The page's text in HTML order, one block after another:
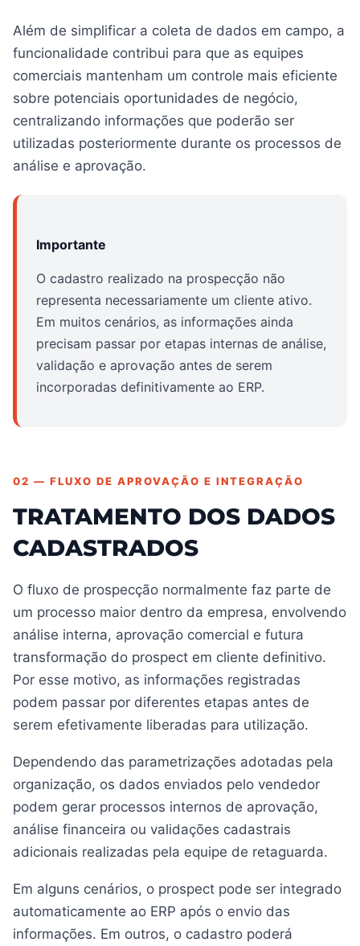
Além de simplificar a coleta de dados em campo, a
funcionalidade contribui para que as equipes
comerciais mantenham um controle mais eficiente
sobre potenciais oportunidades de negócio,
centralizando informações que poderão ser
utilizadas posteriormente durante os processos de
análise e aprovação.
Importante
O cadastro realizado na prospecção não
representa necessariamente um cliente ativo.
Em muitos cenários, as informações ainda
precisam passar por etapas internas de análise,
validação e aprovação antes de serem
incorporadas definitivamente ao ERP.
02 — FLUXO DE APROVAÇÃO E INTEGRAÇÃO
TRATAMENTO DOS DADOS
CADASTRADOS
O fluxo de prospecção normalmente faz parte de
um processo maior dentro da empresa, envolvendo
análise interna, aprovação comercial e futura
transformação do prospect em cliente definitivo.
Por esse motivo, as informações registradas
podem passar por diferentes etapas antes de
serem efetivamente liberadas para utilização.
Dependendo das parametrizações adotadas pela
organização, os dados enviados pelo vendedor
podem gerar processos internos de aprovação,
análise financeira ou validações cadastrais
adicionais realizadas pela equipe de retaguarda.
Em alguns cenários, o prospect pode ser integrado
automaticamente ao ERP após o envio das
informações. Em outros, o cadastro poderá